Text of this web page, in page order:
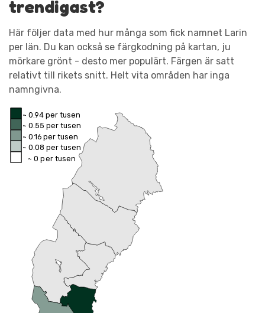
trendigast?
Här följer data med hur många som fick namnet Larin
per län. Du kan också se färgkodning på kartan, ju
mörkare grönt - desto mer populärt. Färgen är satt
relativt till rikets snitt. Helt vita områden har inga
namngivna.
~ 0.94 per tusen
~ 0.55 per tusen
~ 0.16 per tusen
~ 0.08 per tusen
~ 0 per tusen